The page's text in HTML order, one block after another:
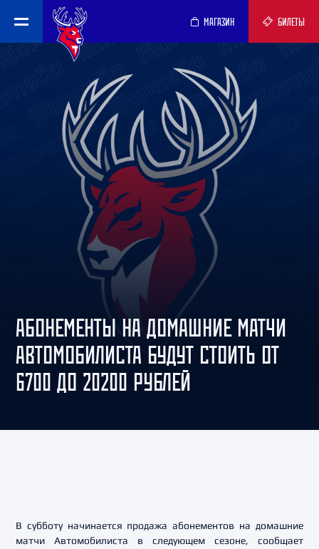
МАГАЗИН БИЛЕТЫ
АБОНЕМЕНТЫ НА ДОМАШНИЕ МАТЧИ
АВТОМОБИЛИСТА БУДУТ СТОИТЬ ОТ
6700 ДО 20200 РУБЛЕЙ
В субботу начинается продажа абонементов на домашние
матчи Автомобилиста в следующем сезоне, сообщает